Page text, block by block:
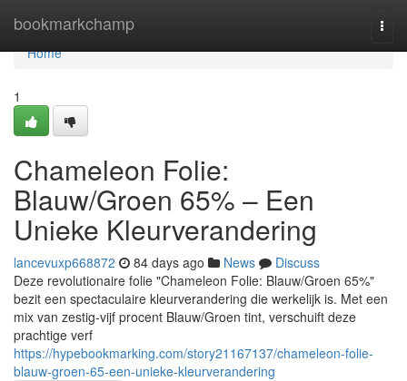
bookmarkchamp
Home
Home
1
Chameleon Folie:
Blauw/Groen 65% – Een
Unieke Kleurverandering
lancevuxp668872 84 days ago News
Discuss
Deze revolutionaire folie "Chameleon Folie: Blauw/Groen 65%"
bezit een spectaculaire kleurverandering die werkelijk is. Met een
mix van zestig-vijf procent Blauw/Groen tint, verschuift deze
prachtige verf
https://hypebookmarking.com/story21167137/chameleon-folie-
blauw-groen-65-een-unieke-kleurverandering